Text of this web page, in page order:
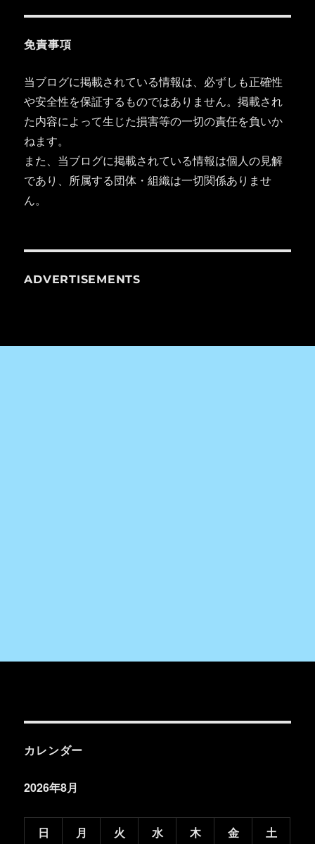
免責事項
当ブログに掲載されている情報は、必ずしも正確性
や安全性を保証するものではありません。掲載され
た内容によって生じた損害等の一切の責任を負いか
ねます。
また、当ブログに掲載されている情報は個人の見解
であり、所属する団体・組織は一切関係ありませ
ん。
ADVERTISEMENTS
カレンダー
2026年8月
日 月 火 水 木 金 土